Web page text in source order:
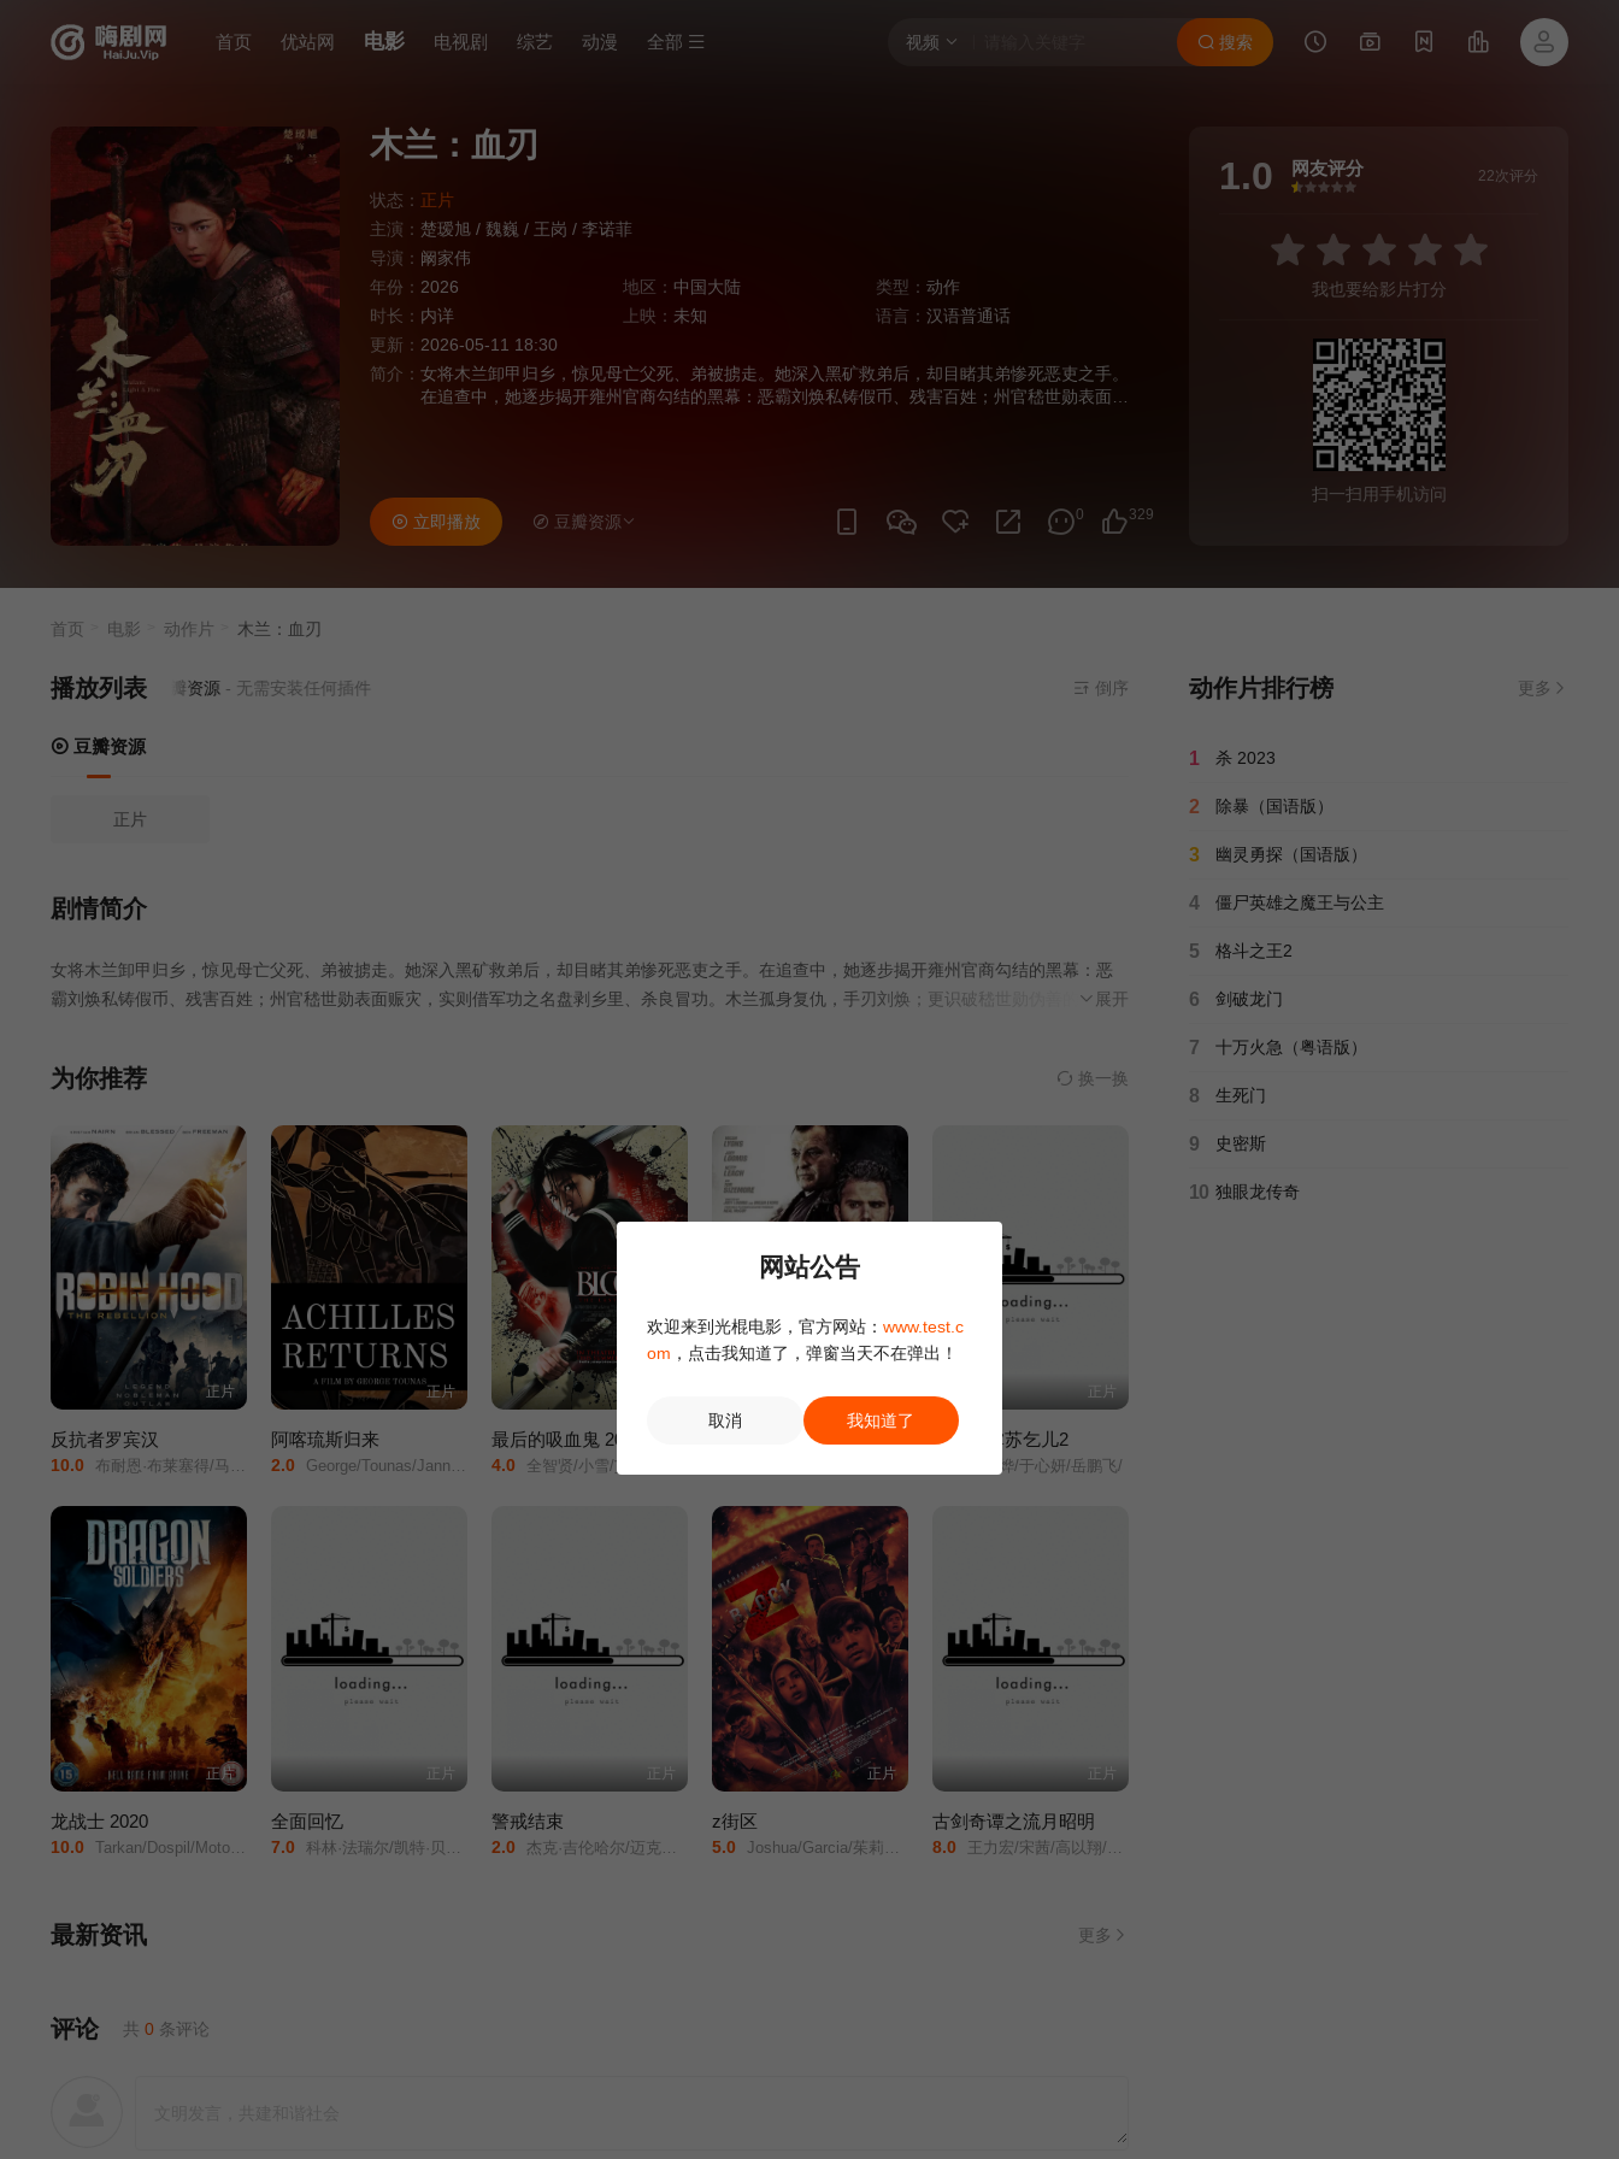
视频 搜索
首页 优站网 电影 电视剧 综艺 动漫 全部
木兰：血刃
状态： 正片
主演： 楚瑷旭 / 魏巍 / 王岗 / 李诺菲
导演： 阚家伟
年份： 2026 地区： 中国大陆 类型： 动作
时长： 内详 上映： 未知 语言： 汉语普通话
更新： 2026-05-11 18:30
简介： 女将木兰卸甲归乡，惊见母亡父死、弟被掳走。她深入黑矿救弟后，却目睹其弟惨死恶吏之手。
在追查中，她逐步揭开雍州官商勾结的黑幕：恶霸刘焕私铸假币、残害百姓；州官嵇世勋表面赈
329
0
立即播放 豆瓣资源
1.0 网友评分
很差
较差还行推荐力荐
22次评分
我也要给影片打分
扫一扫用手机访问
首页 电影 动作片 木兰：血刃
播放列表
前资源来源豆瓣资源 - 无需安装任何插件 倒序
豆瓣资源
正片
剧情简介
女将木兰卸甲归乡，惊见母亡父死、弟被掳走。她深入黑矿救弟后，却目睹其弟惨死恶吏之手。在追查中，她逐步揭开雍州官商勾结的黑幕：恶
霸刘焕私铸假币、残害百姓；州官嵇世勋表面赈灾，实则借军功之名盘剥乡里、杀良冒功。木兰孤身复仇，手刃刘焕；更识破嵇世勋伪善的面 展开
为你推荐 换一换
正片
反抗者罗宾汉
10.0 布耐恩·布莱塞得/马丁·福特/克里斯蒂安·奈恩/
正片
阿喀琉斯归来
2.0 George/Tounas/Jannis/Sky/C./Dan/Kristina/Lafser/鲁迪·莱德贝特/
最后的吸血鬼 2009
4.0 全智贤/小雪/艾莉森·米勒/玛歇娜·卢莎/约翰·约瑟夫·菲尔德/仓田保昭/
正片
降龙神掌苏乞儿2
林枫烨/于心妍/岳鹏飞/
正片
龙战士 2020
10.0 Tarkan/Dospil/Motown/Maurice/Ruben/Pla/Dan/Sinclair/Antuone/Torbert/
正片
全面回忆
7.0 科林·法瑞尔/凯特·贝金赛尔/杰西卡·贝尔/布莱恩·科兰斯顿/
正片
警戒结束
2.0 杰克·吉伦哈尔/迈克尔·佩纳/安娜·肯德里克/亚美莉卡·费雷拉/弗兰克·格里罗/
正片
z街区
5.0 Joshua/Garcia/茱莉娅·巴雷托/Ian/Veneracion/
正片
古剑奇谭之流月昭明
8.0 王力宏/宋茜/高以翔/高圣远/吴千语/
最新资讯 更多
评论 共 0 条评论
动作片排行榜 更多
1 杀 2023
2 除暴（国语版）
3 幽灵勇探（国语版）
4 僵尸英雄之魔王与公主
5 格斗之王2
6 剑破龙门
7 十万火急（粤语版）
8 生死门
9 史密斯
10 独眼龙传奇
网站公告
欢迎来到光棍电影，官方网站： www.test.c
om ，点击我知道了，弹窗当天不在弹出！
取消 我知道了